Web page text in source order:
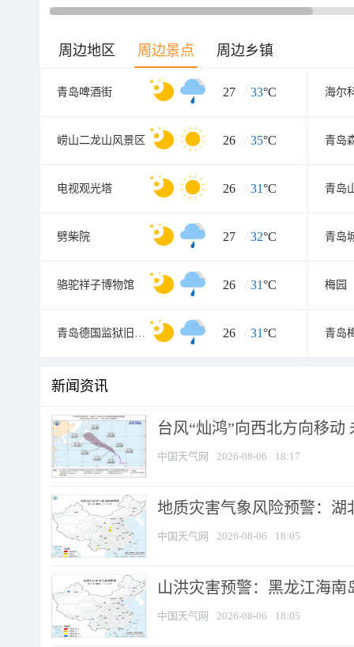
周边地区 周边景点 周边乡镇
青岛啤酒街 27 / 33°C 海尔
崂山二龙山风景区 26 / 35°C
电视观光塔 26 / 31°C 青岛
劈柴院 27 / 32°C 青岛
骆驼祥子博物馆 26 / 31°C 梅园
青岛德国监狱旧址博物馆 26 / 31°C 青岛
新闻资讯
台风“灿鸿”向西北方向移动
中国天气网 2026-08-06 18:17
地质灾害气象风险预警：湖
中国天气网 2026-08-06 18:05
山洪灾害预警：黑龙江海
中国天气网 2026-08-06 18:05